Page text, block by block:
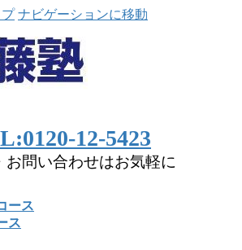
ナビゲーションに移動
12-5423
お問い合わせはお気軽に
ース
ス